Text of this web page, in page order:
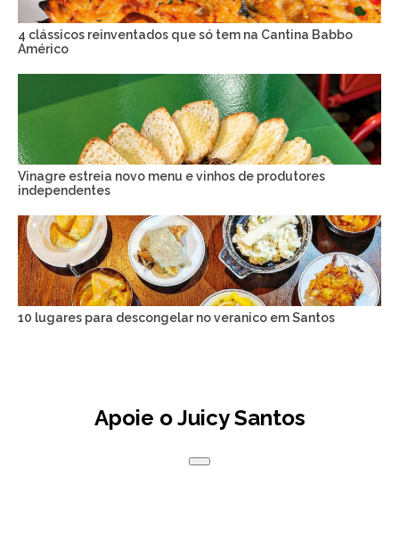
4 clássicos reinventados que só tem na Cantina Babbo
Américo
Vinagre estreia novo menu e vinhos de produtores
independentes
10 lugares para descongelar no veranico em Santos
Apoie o Juicy Santos